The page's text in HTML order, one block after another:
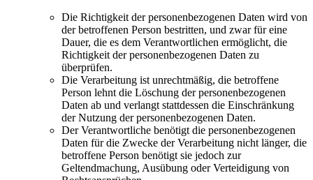
Die Richtigkeit der personenbezogenen Daten wird von
der betroffenen Person bestritten, und zwar für eine
Dauer, die es dem Verantwortlichen ermöglicht, die
Richtigkeit der personenbezogenen Daten zu
überprüfen.
Die Verarbeitung ist unrechtmäßig, die betroffene
Person lehnt die Löschung der personenbezogenen
Daten ab und verlangt stattdessen die Einschränkung
der Nutzung der personenbezogenen Daten.
Der Verantwortliche benötigt die personenbezogenen
Daten für die Zwecke der Verarbeitung nicht länger, die
betroffene Person benötigt sie jedoch zur
Geltendmachung, Ausübung oder Verteidigung von